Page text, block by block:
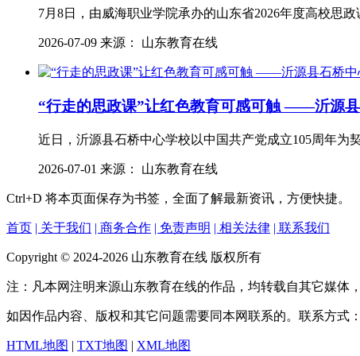
7月8日，由威海职业学院承办的山东省2026年度高校思
2026-07-09 来源： 山东教育在线
“行走的思政课”让红色教育可感可触 ——沂源
近日，沂源县石桥中心学校以中国共产党成立105周年为
2026-07-01 来源： 山东教育在线
Ctrl+D 将本页面保存为书签，全面了解最新资讯，方便快捷。
首页 | 关于我们 | 商务合作 | 免责声明 | 相关法律 | 联系我们
Copyright © 2024-2026 山东教育在线 版权所有
注：凡本网注明来源山东教育在线的作品，均转载自其它媒体
如因作品内容、版权和其它问题需要同本网联系的。联系方式：
HTML地图 | TXT地图 | XML地图